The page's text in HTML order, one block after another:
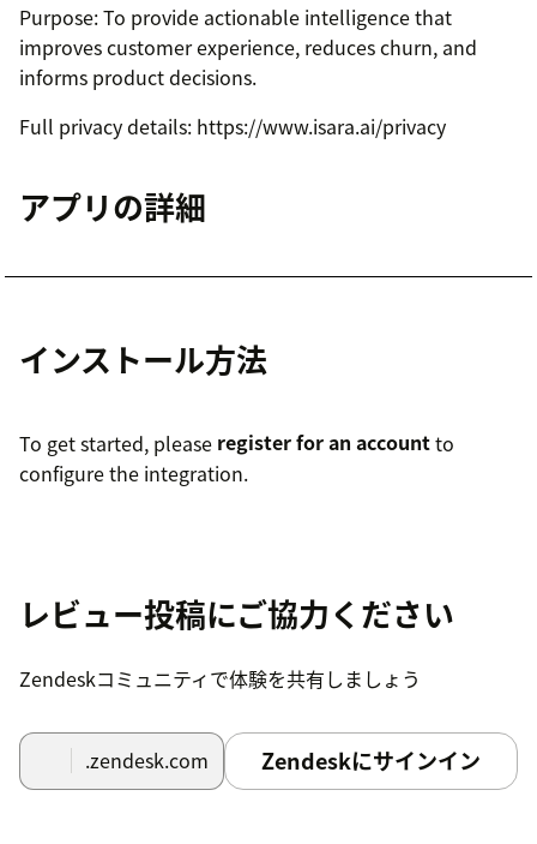
Purpose: To provide actionable intelligence that
improves customer experience, reduces churn, and
informs product decisions.
Full privacy details: https://www.isara.ai/privacy
アプリの詳細
インストール方法
To get started, please register for an accountto
configure the integration.
レビュー投稿にご協力ください
Zendeskコミュニティで体験を共有しましょう
.zendesk.com Zendeskにサインイン